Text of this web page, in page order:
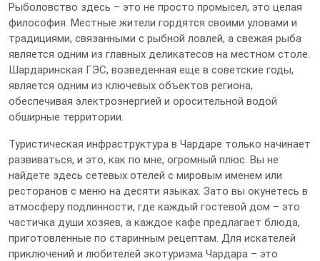
Рыболовство здесь – это не просто промысел, это целая
философия. Местные жители гордятся своими уловами и
традициями, связанными с рыбной ловлей, а свежая рыба
является одним из главных деликатесов на местном столе.
Шардаринская ГЭС, возведенная еще в советские годы,
является одним из ключевых объектов региона,
обеспечивая электроэнергией и оросительной водой
обширные территории.
Туристическая инфраструктура в Чардаре только начинает
развиваться, и это, как по мне, огромный плюс. Вы не
найдете здесь сетевых отелей с мировым именем или
ресторанов с меню на десяти языках. Зато вы окунетесь в
атмосферу подлинности, где каждый гостевой дом – это
частичка души хозяев, а каждое кафе предлагает блюда,
приготовленные по старинным рецептам. Для искателей
приключений и любителей экотуризма Чардара – это